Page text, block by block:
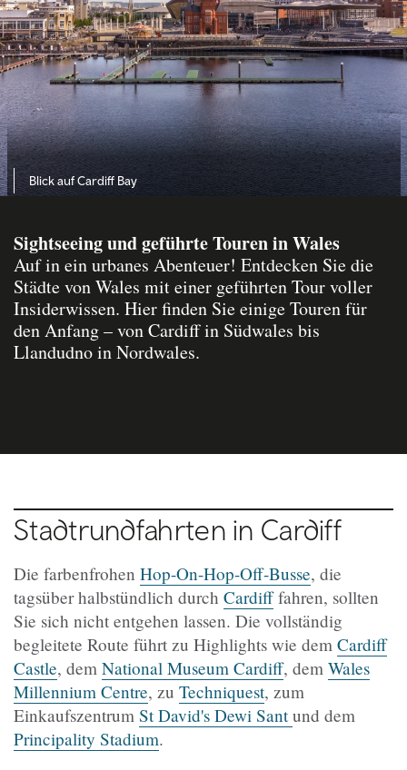
Blick auf Cardiff Bay
Sightseeing und geführte Touren in Wales
Auf in ein urbanes Abenteuer! Entdecken Sie die
Städte von Wales mit einer geführten Tour voller
Insiderwissen. Hier finden Sie einige Touren für
den Anfang – von Cardiff in Südwales bis
Llandudno in Nordwales.
Stadtrundfahrten in Cardiff
Die farbenfrohen Hop-On-Hop-Off-Busse, die
tagsüber halbstündlich durch Cardifffahren, sollten
Sie sich nicht entgehen lassen. Die vollständig
begleitete Route führt zu Highlights wie dem Cardiff
Castle, dem National Museum Cardiff, dem Wales
Millennium Centre, zu Techniquest, zum
Einkaufszentrum St David's Dewi Santund dem
Principality Stadium.